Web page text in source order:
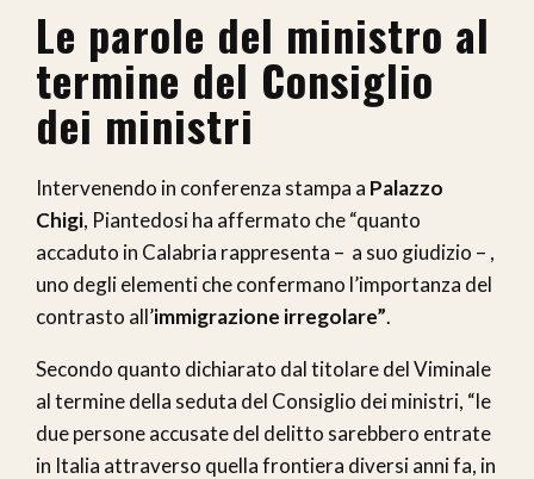
Le parole del ministro al
termine del Consiglio
dei ministri
Intervenendo in conferenza stampa a Palazzo
Chigi, Piantedosi ha affermato che “quanto
accaduto in Calabria rappresenta – a suo giudizio – ,
uno degli elementi che confermano l’importanza del
contrasto all’immigrazione irregolare”.
Secondo quanto dichiarato dal titolare del Viminale
al termine della seduta del Consiglio dei ministri, “le
due persone accusate del delitto sarebbero entrate
in Italia attraverso quella frontiera diversi anni fa, in